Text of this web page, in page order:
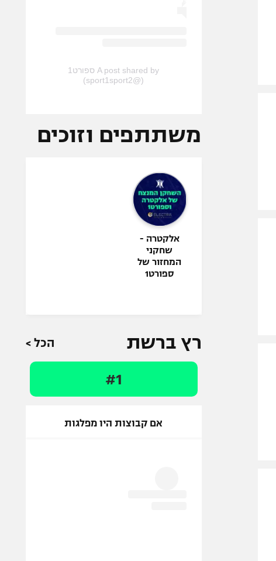
A post shared by ספורט1
(@sport1sport2)
משתתפים וזוכים
אלקטרה -
שחקני
המחזור של
ספורט1
רץ ברשת הכל >
#1
אם קבוצות היו מפלגות